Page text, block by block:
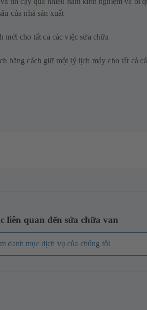
của nhà sản xuất
mới cho tất cả các việc sửa chữa
bằng cách giữ một lý lịch máy cho tất cả
liên quan đến sửa chữa van
danh mục dịch vụ của chúng tôi